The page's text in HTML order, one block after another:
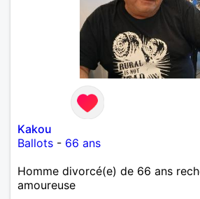
Kakou
Ballots - 66 ans
Homme divorcé(e) de 66 ans
amoureuse